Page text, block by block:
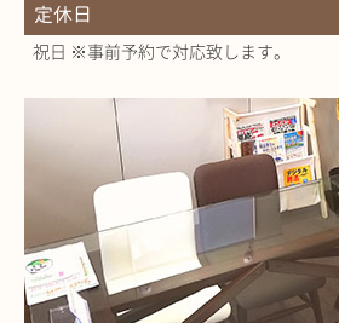
定休日
祝日 ※事前予約で対応致します。